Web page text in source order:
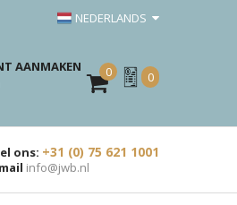
NEDERLANDS
AANMAKEN
0
Mijn
Offerte
0
ons: +31 (0) 75 621 1001
info@jwb.nl